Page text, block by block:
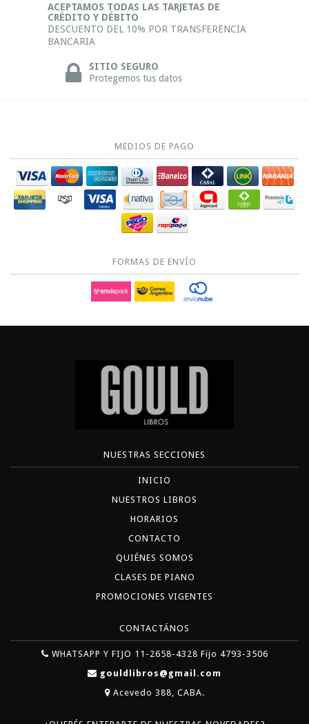
ACEPTAMOS TODAS LAS TARJETAS DE
CRÉDITO Y DÉBITO
DESCUENTO DEL 10% POR TRANSFERENCIA
BANCARIA
SITIO SEGURO
Protegemos tus datos
MEDIOS DE PAGO
FORMAS DE ENVÍO
NUESTRAS SECCIONES
INICIO
NUESTROS LIBROS
HORARIOS
CONTACTO
QUIÉNES SOMOS
CLASES DE PIANO
PROMOCIONES VIGENTES
CONTACTÁNOS
WHATSAPP Y FIJO 11-2658-4328 Fijo 4793-3506
gouldlibros@gmail.com
Acevedo 388, CABA.